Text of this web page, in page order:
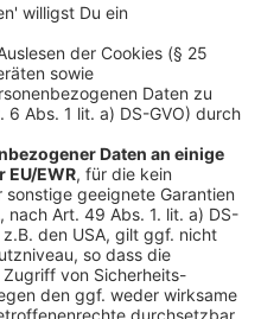
und Chorizo in
Weißwein und dem
bis auf ein Minimum
und